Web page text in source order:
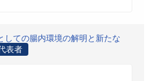
しての腸内環境の解明と新たな
表者